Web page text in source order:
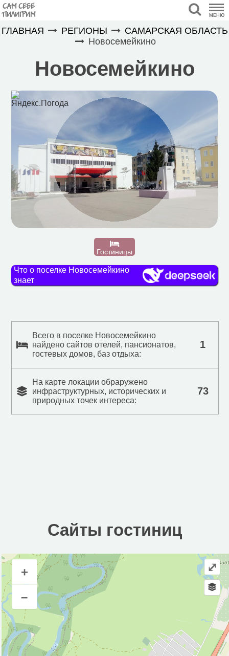
САМ СЕБЕ
ПИЛИГРИМ МЕНЮ
ГЛАВНАЯ РЕГИОНЫ
САМАРСКАЯ ОБЛАСТЬ
Новосемейкино
Новосемейкино
Гостиницы
Что о поселке Новосемейкино
знает
Всего в поселке Новосемейкино
найдено сайтов отелей, пансионатов,
гостевых домов, баз отдыха:
1
На карте локации обраружено
инфраструктурных, исторических и
природных точек интереса:
73
Сайты гостиниц
Сайты гостиниц
Инфраструктура
Автомобильная зарядная станция (1)
Автомойка (3)
Автопарковка (18)
Аптека (3)
+
–
⤢